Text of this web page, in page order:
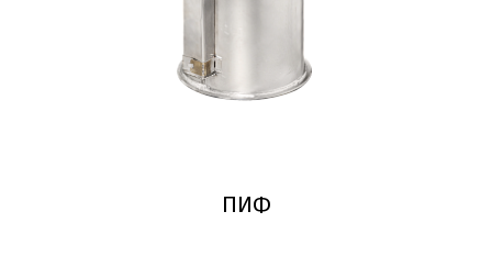
ПИФ